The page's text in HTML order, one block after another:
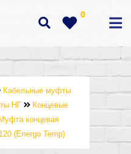
0
Кабельные муфты
НГ
Концевые
концевая
(Energo Temp)